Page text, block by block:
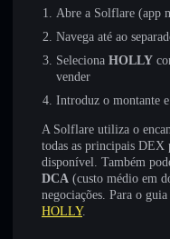
Abre a Solflare (app
Navega até ao
Seleciona HOLLY
vender
Introduz o montante
A Solflare utiliza o
todas as principais DEX
disponível. Também
DCA (custo médio em
negociações. Para o
HOLLY.